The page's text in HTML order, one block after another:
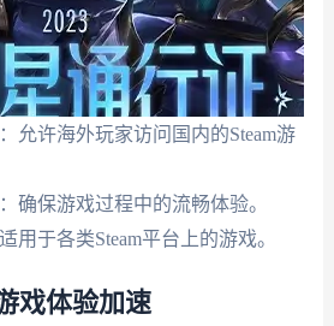
允许海外玩家访问国内的Steam游
确保游戏过程中的流畅体验。
用于各类Steam平台上的游戏。
戏体验加速